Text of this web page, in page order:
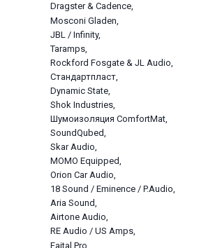
Dragster & Cadence
Mosconi Gladen
JBL / Infinity
Taramps
Rockford Fosgate & JL Audio
Стандартпласт
Dynamic State
Shok Industries
Шумоизоляция ComfortMat
SoundQubed
Skar Audio
МОМО Equipped
Orion Car Audio
18 Sound / Eminence / P.Audio
Aria Sound
Airtone Audio
RE Audio / US Amps
Faital Pro